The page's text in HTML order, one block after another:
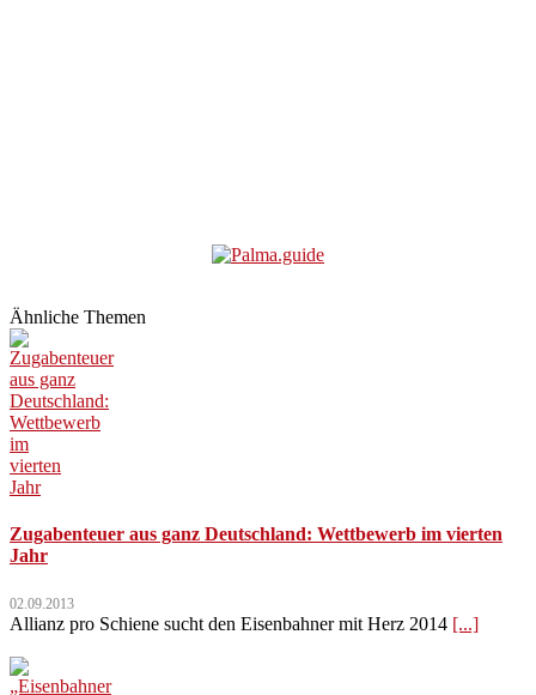
Ähnliche Themen
Zugabenteuer aus ganz Deutschland: Wettbewerb im vierten
Jahr
02.09.2013
Allianz pro Schiene sucht den Eisenbahner mit Herz 2014 [...]